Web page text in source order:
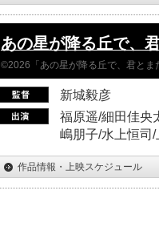
あの星が降る丘で、
©2026「あの星が降る丘で、君とま
新城毅彦
福原遥/細田佳央
嶋朋子/水上恒司
作品情報・上映スケジュール